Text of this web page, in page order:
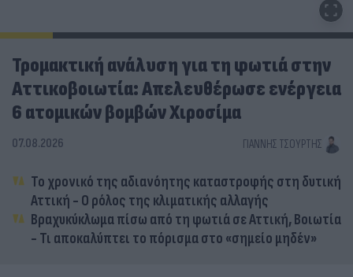
Τρομακτική ανάλυση για τη φωτιά στην
Αττικοβοιωτία: Απελευθέρωσε ενέργεια
6 ατομικών βομβών Χιροσίμα
07.08.2026 ΓΙΆΝΝΗΣ ΤΣΟΎΡΤΗΣ
Το χρονικό της αδιανόητης καταστροφής στη δυτική
Αττική - Ο ρόλος της κλιματικής αλλαγής
Βραχυκύκλωμα πίσω από τη φωτιά σε Αττική, Βοιωτία
- Τι αποκαλύπτει το πόρισμα στο «σημείο μηδέν»